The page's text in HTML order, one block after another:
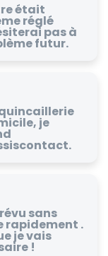
était
réglé
pas à
futur.
je
sans
rapidement .
je vais
!